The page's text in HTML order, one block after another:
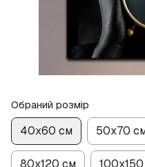
Обраний розмір
40х60 см 50х70
80х120 см